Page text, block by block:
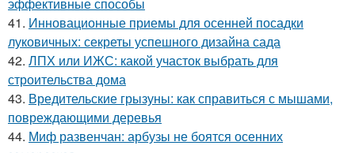
41. Инновационные приемы для осенней посадки
луковичных: секреты успешного дизайна сада
42. ЛПХ или ИЖС: какой участок выбрать для
строительства дома
43. Вредительские грызуны: как справиться с мышами,
повреждающими деревья
44. Миф развенчан: арбузы не боятся осенних